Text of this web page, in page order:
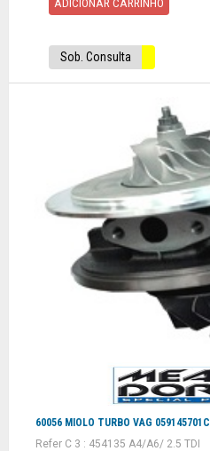
ADICIONAR CARRINHO
Sob. Consulta
60056 MIOLO TURBO VAG 059145701C
Refer C 3 : 454135 A4/A6/ 2.5 TDI